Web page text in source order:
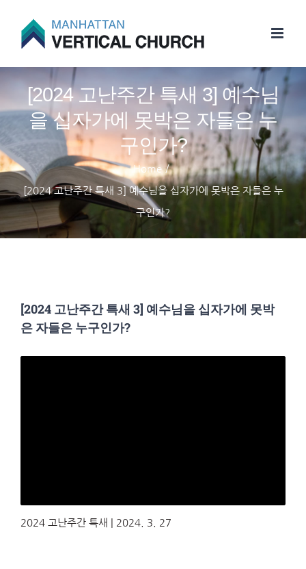
[2024 고난주간 특새 3] 예수님
을 십자가에 못박은 자들은 누
구인가?
Home /
[2024 고난주간 특새 3] 예수님을 십자가에 못박은 자들은 누
구인가?
[2024 고난주간 특새 3] 예수님을 십자가에 못박
은 자들은 누구인가?
2024 고난주간 특새 | 2024. 3. 27